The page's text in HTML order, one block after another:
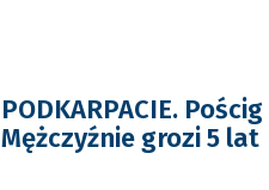
PODKARPACIE.
Mężczyźnie grozi 5 lat